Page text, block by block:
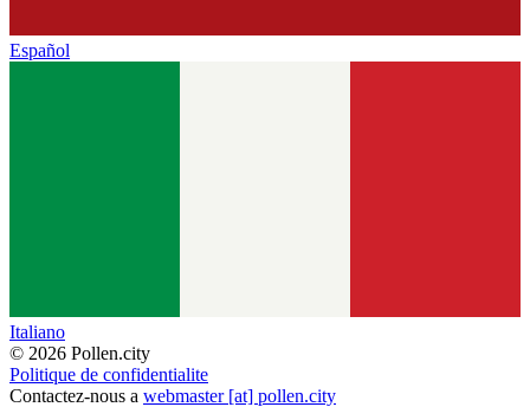
Español
Italiano
© 2026 Pollen.city
Politique de confidentialite
Contactez-nous a webmaster [at] pollen.city